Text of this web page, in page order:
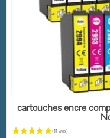
cartouches encre